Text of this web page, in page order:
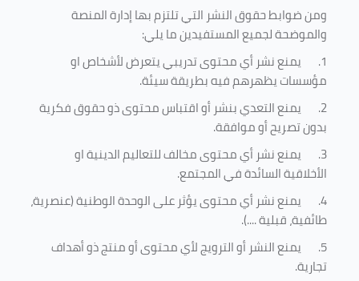
ومن ضوابط حقوق النشر التي تلتزم بها إدارة المنصة
والموضحة لجميع المستفيدين ما يلي:
1.
يمنع نشر أي محتوى تدريبي يتعرض لأشخاص او
مؤسسات يظهرهم فيه بطريقة سيئة.
2.
يمنع التعدي بنشر أو اقتباس محتوى ذو حقوق فكرية
بدون تصريح أو موافقة.
3.
يمنع نشر أي محتوى مخالف للتعاليم الدينية او
الأخلاقية السائدة في المجتمع.
4.
يمنع نشر أي محتوى يؤثر على الوحدة الوطنية (عنصرية،
طائفية، قبلية ....).
5.
يمنع النشر أو الترويج لأي محتوى أو منتج ذو أهداف
تجارية.